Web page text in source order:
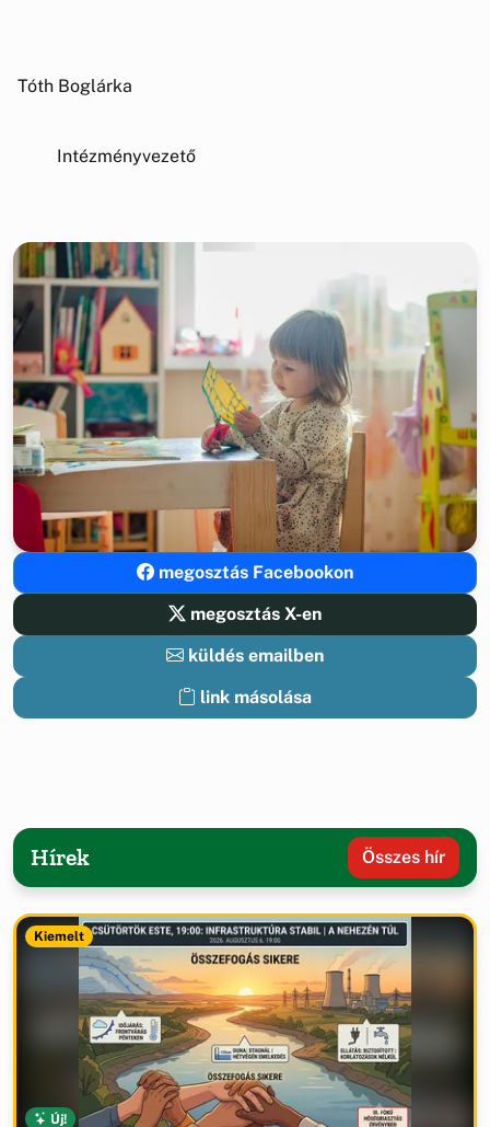
Tóth Boglárka
Intézményvezető
megosztás Facebookon
megosztás X-en
küldés emailben
link másolása
Hírek Összes hír
Kiemelt
Új!